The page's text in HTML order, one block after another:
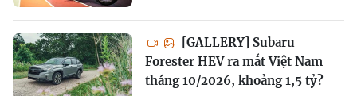
[GALLERY] Subaru
Forester HEV ra mắt Việt Nam
tháng 10/2026, khoảng 1,5 tỷ?